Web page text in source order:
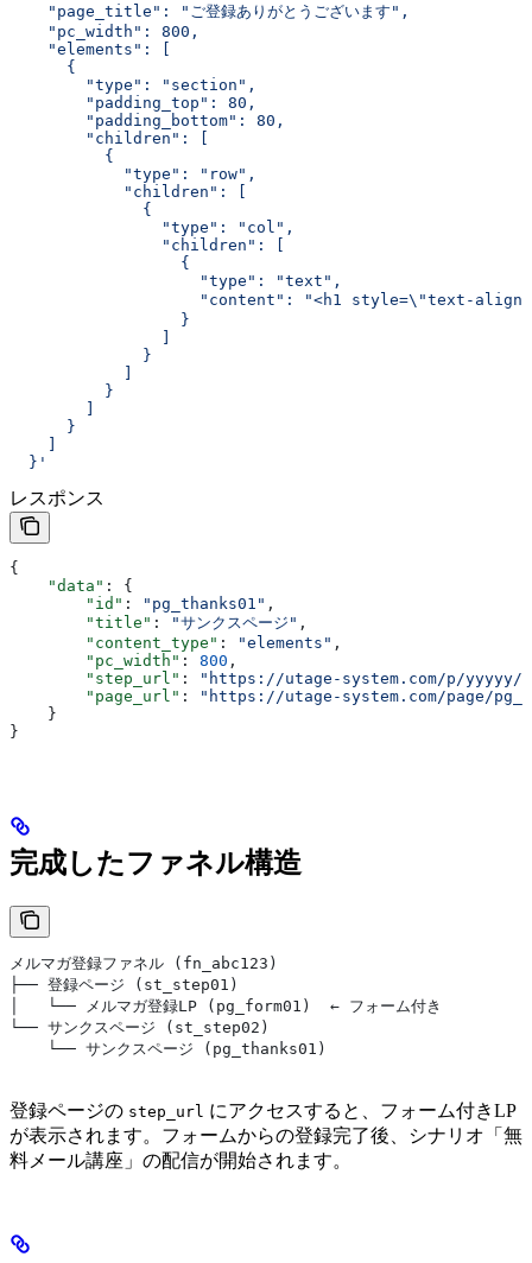
    "page_title": "ご登録ありがとうございます",
    "pc_width": 800,
    "elements": [
      {
        "type": "section",
        "padding_top": 80,
        "padding_bottom": 80,
        "children": [
          {
            "type": "row",
            "children": [
              {
                "type": "col",
                "children": [
                  {
                    "type": "text",
"content": "<h1 style=\"text-align:
                  }
              }
          }
      }
  }'
レスポンス
{
    "data"
: {
        "id"
: "pg_thanks01" ,
        "title"
: "サンクスページ" ,
        "content_type"
: "elements" ,
        "pc_width"
: 800 ,
        "step_url"
:
"https://utage-system.com/p/yyyyy/"
        "page_url"
:
"https://utage-system.com/page/
    }
}
完成したファネル構造
メルマガ登録ファネル (fn_abc123)
├── 登録ページ (st_step01)
│   └── メルマガ登録LP (pg_form01)  ← フォーム付き
└── サンクスページ (st_step02)
    └── サンクスページ (pg_thanks01)
登録ページの step_url にアクセスすると、フォーム付きLP
が表示されます。フォームからの登録完了後、シナリオ「無
料メール講座」の配信が開始されます。